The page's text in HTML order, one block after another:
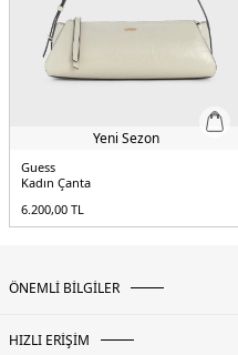
Yeni Sezon
Guess
Kadın Çanta
6.200,00 TL
ÖNEMLİ BİLGİLER
HIZLI ERİŞİM